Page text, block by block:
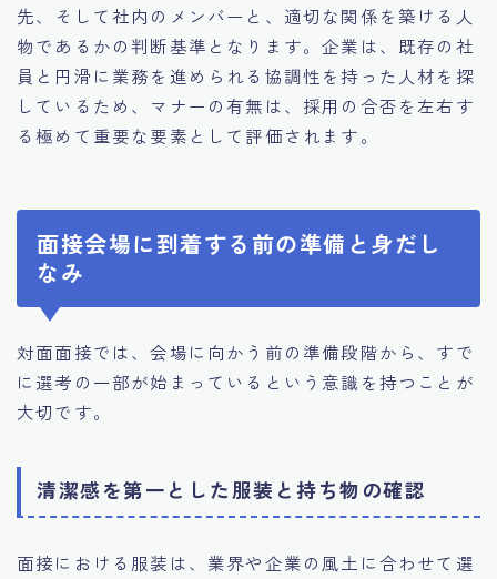
先、そして社内のメンバーと、適切な関係を築ける人
物であるかの判断基準となります。企業は、既存の社
員と円滑に業務を進められる協調性を持った人材を探
しているため、マナーの有無は、採用の合否を左右す
る極めて重要な要素として評価されます。
面接会場に到着する前の準備と身だし
なみ
対面面接では、会場に向かう前の準備段階から、すで
に選考の一部が始まっているという意識を持つことが
大切です。
清潔感を第一とした服装と持ち物の確認
面接における服装は、業界や企業の風土に合わせて選